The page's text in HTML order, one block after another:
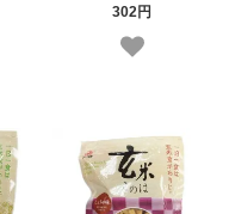
302円